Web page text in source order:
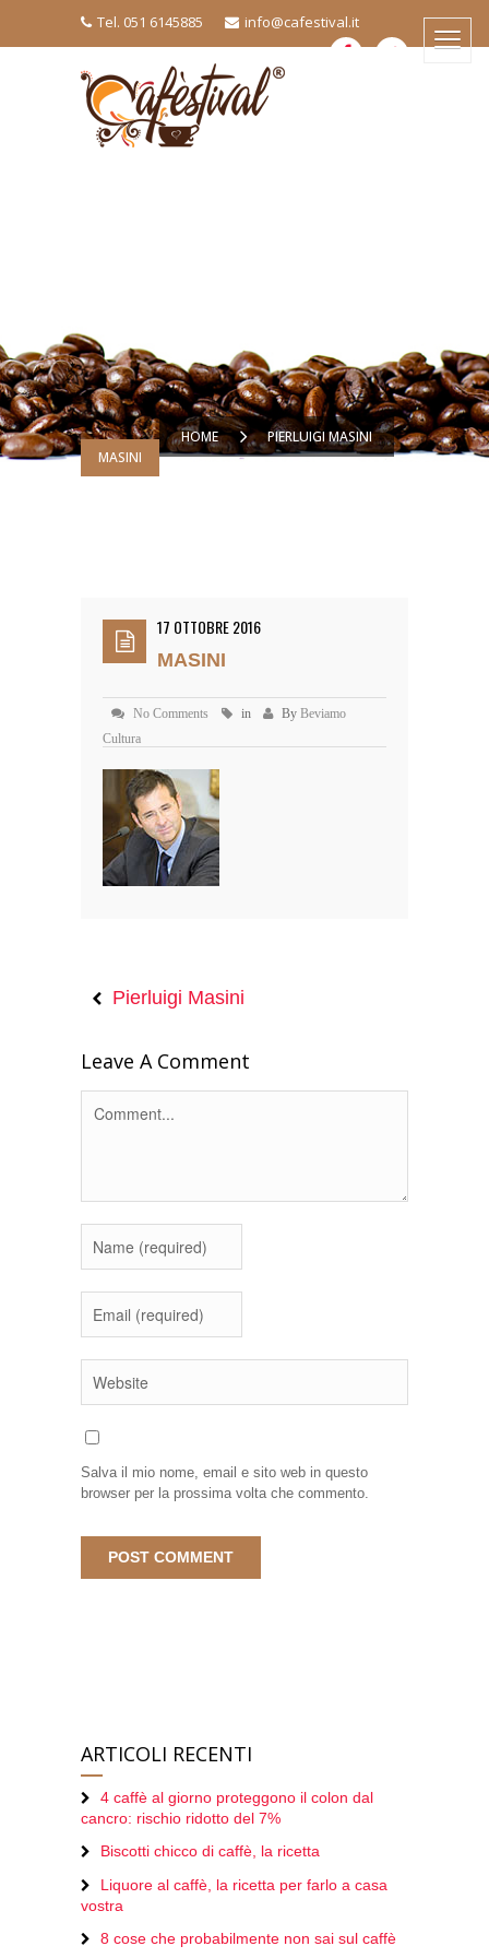
Tel. 051 6145885 info@cafestival.it
HOME
PIERLUIGI MASINI
MASINI
17 OTTOBRE 2016
MASINI
No Comments in By Beviamo
Cultura
Pierluigi Masini
Leave A Comment
Salva il mio nome, email e sito web in questo
browser per la prossima volta che commento.
ARTICOLI RECENTI
4 caffè al giorno proteggono il colon dal
cancro: rischio ridotto del 7%
Biscotti chicco di caffè, la ricetta
Liquore al caffè, la ricetta per farlo a casa
vostra
8 cose che probabilmente non sai sul caffè